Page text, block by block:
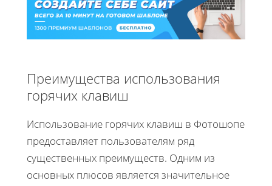
Преимущества использования
горячих клавиш
Использование горячих клавиш в Фотошопе
предоставляет пользователям ряд
существенных преимуществ. Одним из
основных плюсов является значительное